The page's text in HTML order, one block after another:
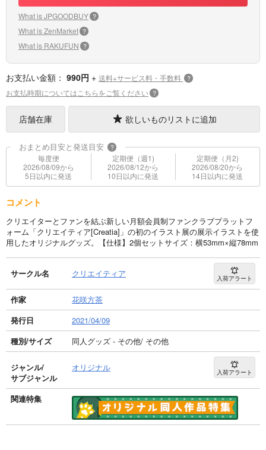
What is JPGOODBUY ?
What is ZenMarket ?
What is RAKUFUN ?
お支払い金額： 990円 + 送料+サービス料・手数料 ?
お支払時期についてはこちらをご覧ください ?
店舗在庫 欲しいものリストに追加
おまとめ目安と発送目安 ?
毎度便
2026/08/09から
5日以内に発送
定期便（週1)
2026/08/12から
10日以内に発送
定期便（月2)
2026/08/20から
14日以内に発送
コメント
クリエイターとファンを結ぶ新しい月額会員制ファンクラブプラットフ
ォーム「クリエイティア[Creatia]」の初のイラスト展の展示イラストを使
用したオリジナルグッズ。【仕様】2個セットサイズ：横53mm×縦78mm
サークル名 クリエイティア 入荷アラート
作家
花咲方茶
発行日
2021/04/09
種別/サイズ
同人グッズ - その他/ その他
ジャンル/
サブジャンル
オリジナル 入荷アラート
関連特集